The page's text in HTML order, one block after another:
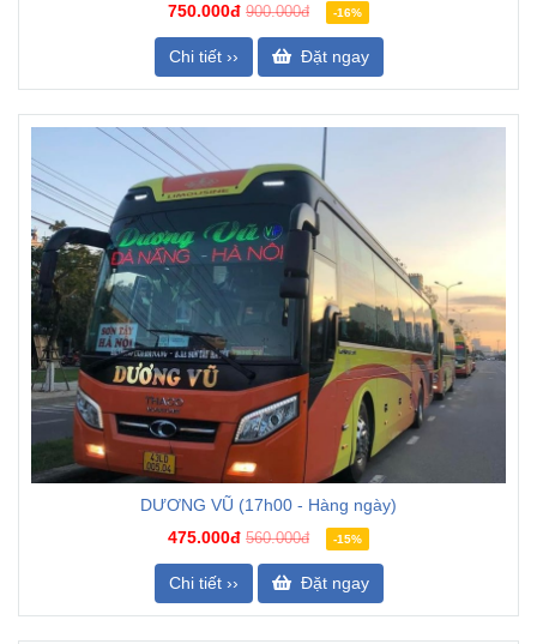
750.000đ 900.000đ -16%
Chi tiết ›› Đặt ngay
DƯƠNG VŨ (17h00 - Hàng ngày)
475.000đ 560.000đ -15%
Chi tiết ›› Đặt ngay